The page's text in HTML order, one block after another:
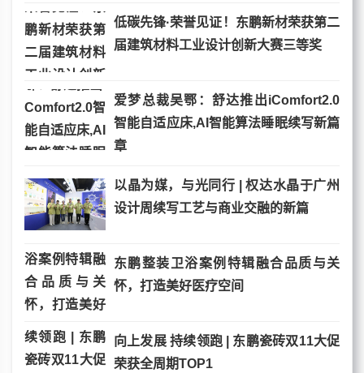
低碳先锋·荣誉见证！东鹏新材荣获第二
届建筑材料工业设计创新大赛三等奖
爱梦总裁吴鄂：舒达推出iComfort2.0
智能自适应床,AI智能算法睡眠续写新篇
章
以晶为媒，与光同行 | 权达水晶于广州
设计周续写工艺与商业交融的新篇
东鹏整装卫浴案例特辑融合品质与关
怀，打造美好医疗空间
向上发展 持续领跑 | 东鹏瓷砖双11大促
荣获全周期TOP1